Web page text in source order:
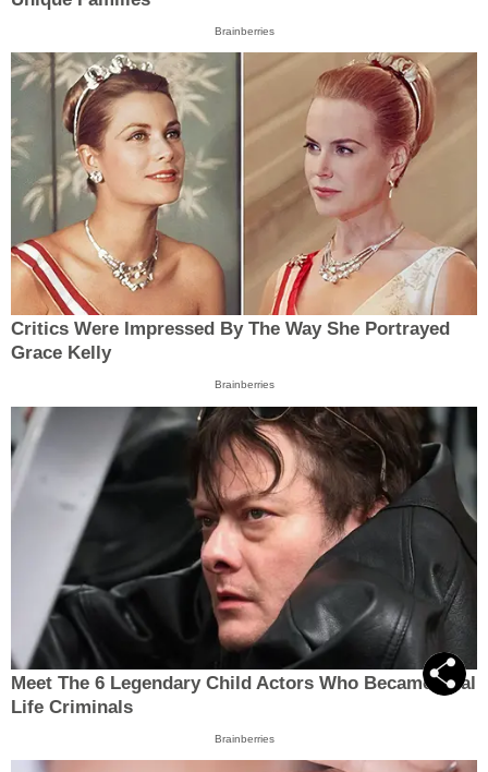
Brainberries
Critics Were Impressed By The Way She Portrayed
Grace Kelly
Brainberries
Meet The 6 Legendary Child Actors Who Became Real
Life Criminals
Brainberries